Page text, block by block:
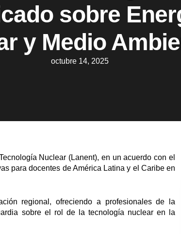
sobre
y Medio
octubre 14, 2025
Nuclear (Lanent), en un acuerdo con el
para docentes de América Latina y el Caribe en
regional, ofreciendo a profesionales de la
sobre el rol de la tecnología nuclear en la